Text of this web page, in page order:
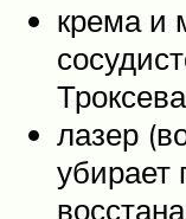
крема и
лазер
убирает